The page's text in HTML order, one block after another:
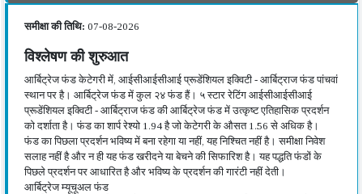
समीक्षा की तिथि: 07-08-2026
विश्लेषण की शुरुआत
आर्बिट्रेज फंड केटेगरी में, आईसीआईसीआई प्रूडेंशियल इक्विटी - आर्बिट्राज फंड पांचवां
स्थान पर है। आर्बिट्रेज फंड में कुल २४ फंड हैं। ५ स्टार रेटिंग आईसीआईसीआई
प्रूडेंशियल इक्विटी - आर्बिट्राज फंड की आर्बिट्रेज फंड में उत्कृष्ट एतिहासिक प्रदर्शन
को दर्शाता है। फंड का शार्प रेश्यो 1.94 है जो केटेगरी के औसत 1.56 से अधिक है।
फंड का पिछला प्रदर्शन भविष्य में बना रहेगा या नहीं, यह निश्चित नहीं है। समीक्षा निवेश
सलाह नहीं है और न ही यह फंड खरीदने या बेचने की सिफारिश है। यह पद्धति फंडों के
पिछले प्रदर्शन पर आधारित है और भविष्य के प्रदर्शन की गारंटी नहीं देती।
आर्बिट्रेज म्यूचूअल फंड